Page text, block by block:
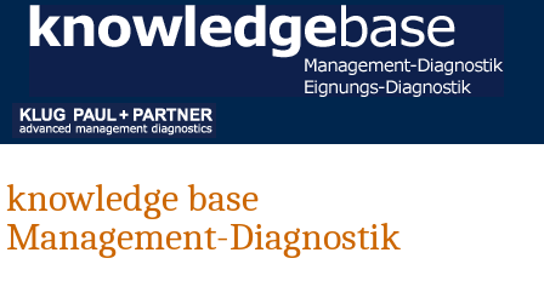
knowledge base
Management-Diagnostik